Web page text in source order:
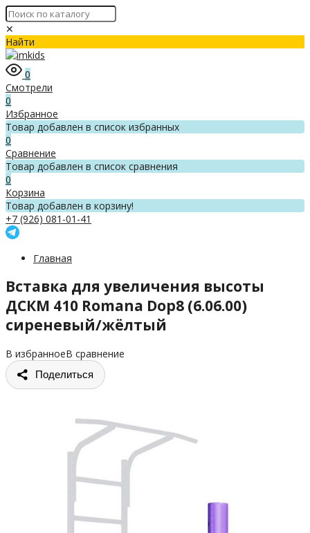
✕
Найти
0
Смотрели
0
Избранное
Товар добавлен в список избранных
0
Сравнение
Товар добавлен в список сравнения
0
Корзина
Товар добавлен в корзину!
+7 (926) 081-01-41
Главная
Вставка для увеличения высоты
ДСКМ 410 Romana Dop8 (6.06.00)
сиреневый/жёлтый
В избранноеВ сравнение
Поделиться